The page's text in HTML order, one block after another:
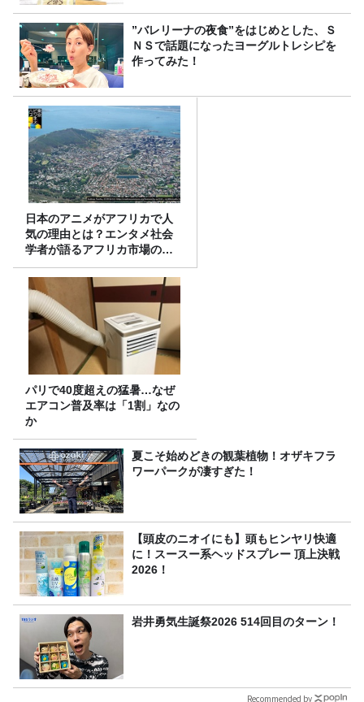
”バレリーナの夜食”をはじめとした、Ｓ
ＮＳで話題になったヨーグルトレシピを
作ってみた！
日本のアニメがアフリカで人
気の理由とは？エンタメ社会
学者が語るアフリカ市場のリ
アル
パリで40度超えの猛暑…なぜ
エアコン普及率は「1割」なの
か
夏こそ始めどきの観葉植物！オザキフラ
ワーパークが凄すぎた！
【頭皮のニオイにも】頭もヒンヤリ快適
に！スースー系ヘッドスプレー 頂上決戦
2026！
岩井勇気生誕祭2026 514回目のターン！
Recommended by